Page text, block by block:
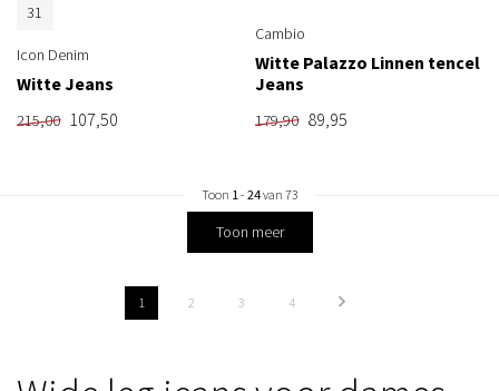
31
Icon Denim
Witte Jeans
215,00 107,50
Cambio
Witte Palazzo Linnen tencel
Jeans
179,90 89,95
Toon 1 - 24van 73
Toon meer
1 2 3 4